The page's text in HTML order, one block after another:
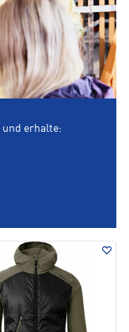
und erhalte: